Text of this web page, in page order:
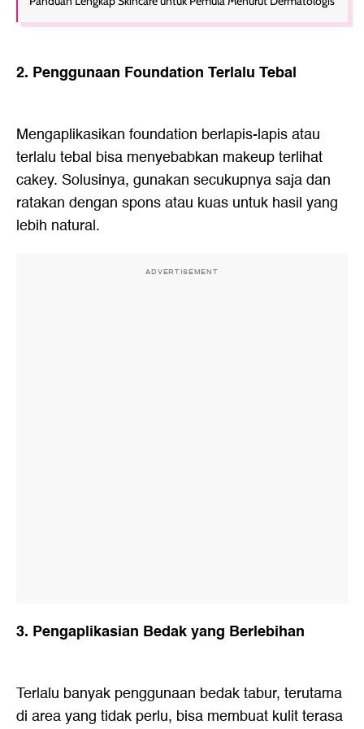
2. Penggunaan Foundation Terlalu Tebal
Mengaplikasikan foundation berlapis-lapis atau
terlalu tebal bisa menyebabkan makeup terlihat
cakey. Solusinya, gunakan secukupnya saja dan
ratakan dengan spons atau kuas untuk hasil yang
lebih natural.
ADVERTISEMENT
3. Pengaplikasian Bedak yang Berlebihan
Terlalu banyak penggunaan bedak tabur, terutama
di area yang tidak perlu, bisa membuat kulit terasa